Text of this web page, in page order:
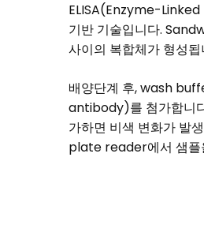
ELISA(Enzyme-Linked
기반 기술입니다.
사이의 복합체가 형성됩
배양단계 후, wash
antibody)를 첨가합니
가하면 비색 변화가 발
plate reader에서 샘플